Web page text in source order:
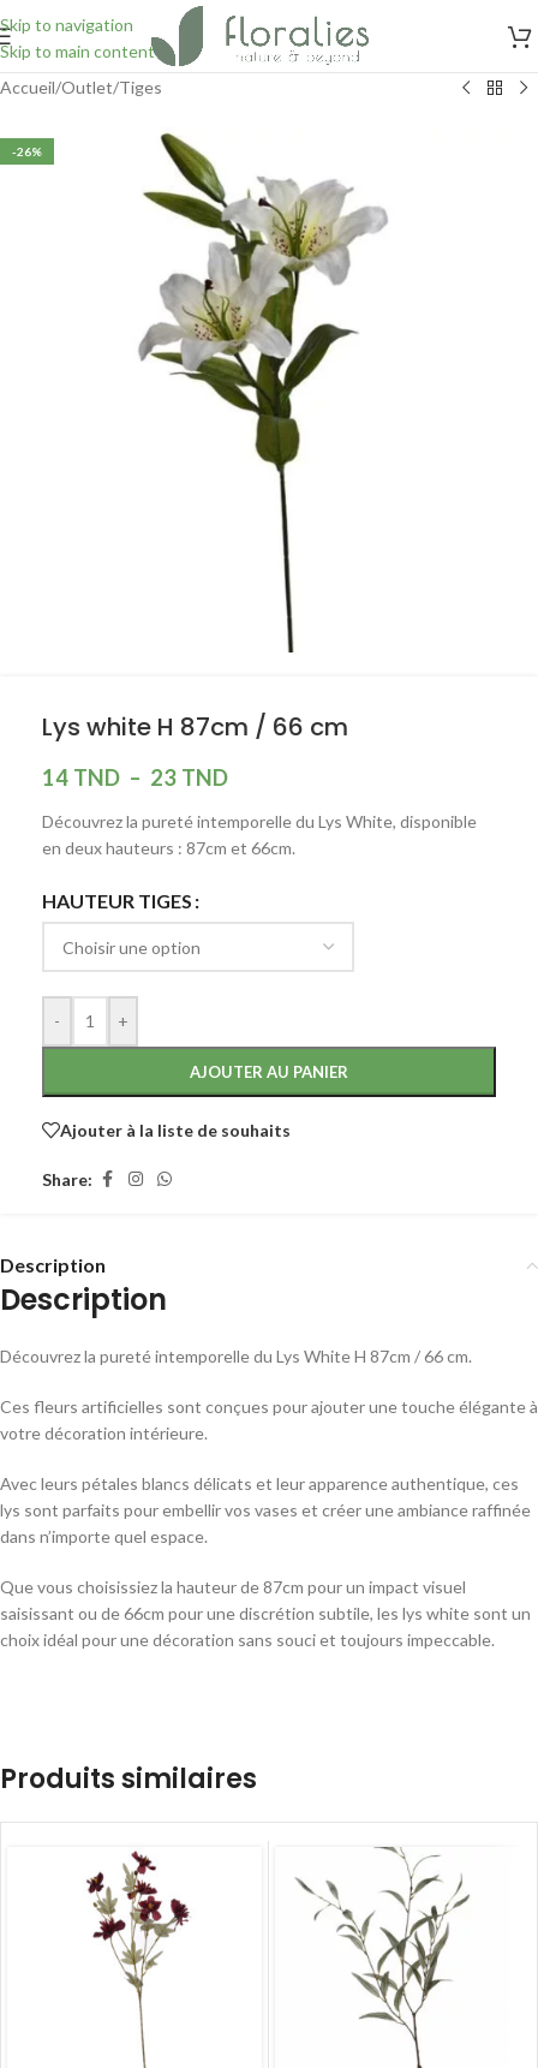
Skip to navigation
Skip to main content
Accueil/Outlet/Tiges
-26%
Lys white H 87cm / 66 cm
14 TND – 23 TND
Découvrez la pureté intemporelle du Lys White, disponible
en deux hauteurs : 87cm et 66cm.
HAUTEUR TIGES
- +
AJOUTER AU PANIER
Ajouter à la liste de souhaits
Share:
Description
Description
Découvrez la pureté intemporelle du Lys White H 87cm / 66 cm.
Ces fleurs artificielles sont conçues pour ajouter une touche élégante à
votre décoration intérieure.
Avec leurs pétales blancs délicats et leur apparence authentique, ces
lys sont parfaits pour embellir vos vases et créer une ambiance raffinée
dans n’importe quel espace.
Que vous choisissiez la hauteur de 87cm pour un impact visuel
saisissant ou de 66cm pour une discrétion subtile, les lys white sont un
choix idéal pour une décoration sans souci et toujours impeccable.
Produits similaires